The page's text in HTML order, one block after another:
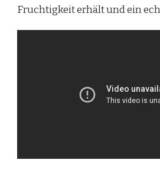
Fruchtigkeit erhält und ein